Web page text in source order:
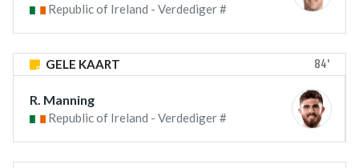
Republic of Ireland - Verdediger #
GELE KAART 84'
R. Manning
Republic of Ireland - Verdediger #